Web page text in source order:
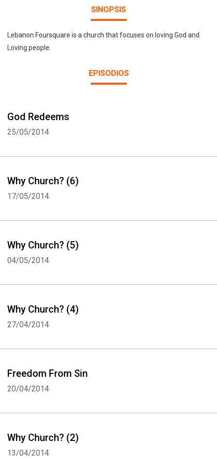
SINOPSIS
Lebanon Foursquare is a church that focuses on loving God and
Loving people.
EPISODIOS
God Redeems
25/05/2014
Why Church? (6)
17/05/2014
Why Church? (5)
04/05/2014
Why Church? (4)
27/04/2014
Freedom From Sin
20/04/2014
Why Church? (2)
13/04/2014